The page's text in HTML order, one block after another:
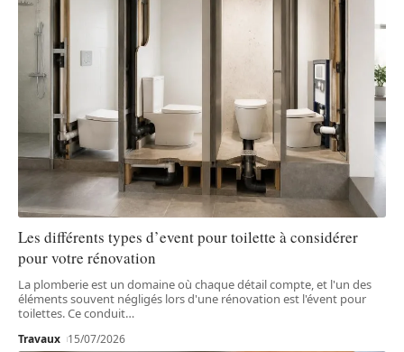
Les différents types d’event pour toilette à considérer
pour votre rénovation
La plomberie est un domaine où chaque détail compte, et l'un des
éléments souvent négligés lors d'une rénovation est l'évent pour
toilettes. Ce conduit…
Travaux 15/07/2026